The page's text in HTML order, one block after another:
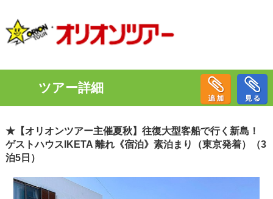
ツアー詳細
★【オリオンツアー主催夏秋】往復大型客船で行く新島！
ゲストハウスIKETA 離れ《宿泊》素泊まり（東京発着）（3
泊5日）